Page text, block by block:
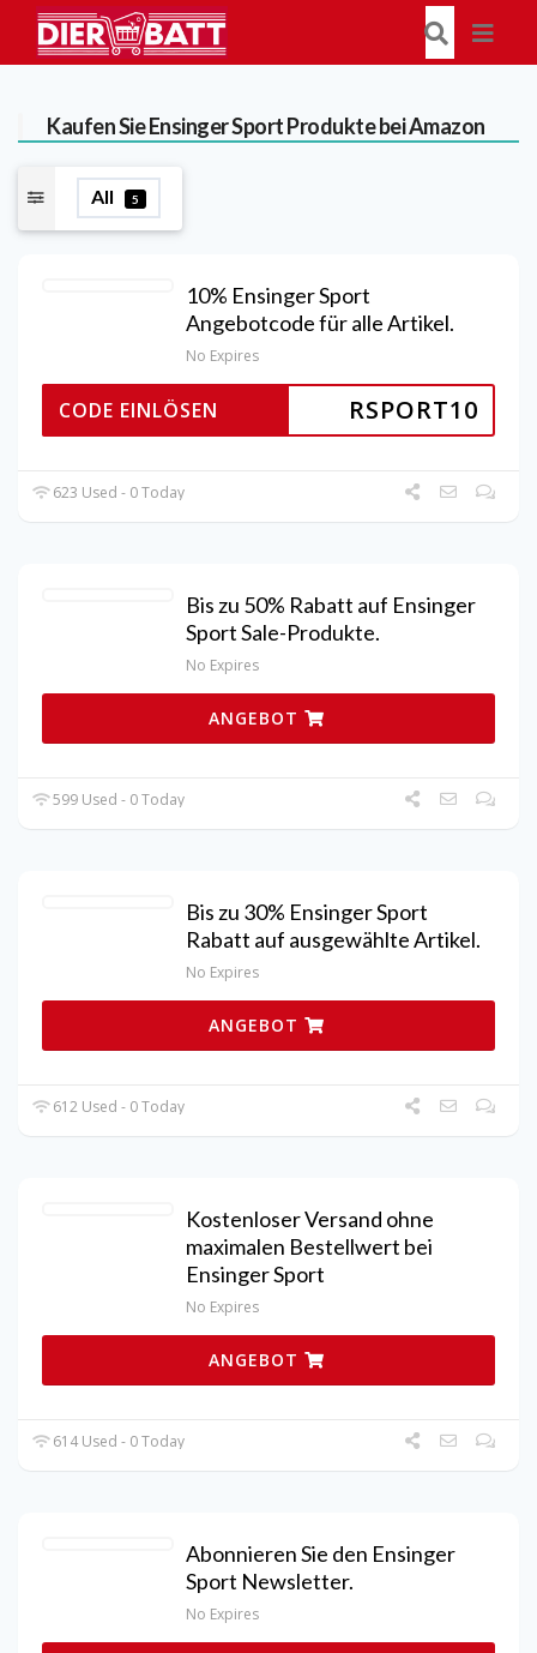
Kaufen Sie Ensinger Sport Produkte bei Amazon
All 5
10% Ensinger Sport
Angebotcode für alle Artikel.
No Expires
RSPORT10
CODE EINLÖSEN
623 Used - 0 Today
Bis zu 50% Rabatt auf Ensinger
Sport Sale-Produkte.
No Expires
ANGEBOT
599 Used - 0 Today
Bis zu 30% Ensinger Sport
Rabatt auf ausgewählte Artikel.
No Expires
ANGEBOT
612 Used - 0 Today
Kostenloser Versand ohne
maximalen Bestellwert bei
Ensinger Sport
No Expires
ANGEBOT
614 Used - 0 Today
Abonnieren Sie den Ensinger
Sport Newsletter.
No Expires